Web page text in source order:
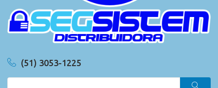
(51) 3053-1225